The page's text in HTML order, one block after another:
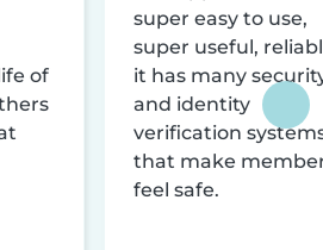
of
super easy to use,
super useful,
it has many
and identity
verification
that make
feel safe.